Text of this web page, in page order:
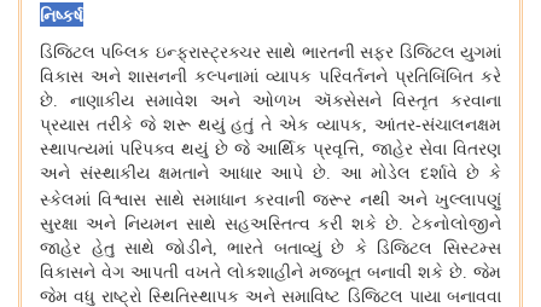
નિષ્કર્ષ
ડિજિટલ પબ્લિક ઇન્ફ્રાસ્ટ્રક્ચર સાથે ભારતની સફર ડિજિટલ યુગમાં
વિકાસ અને શાસનની કલ્પનામાં વ્યાપક પરિવર્તનને પ્રતિબિંબિત કરે
છે
નાણાકીય સમાવેશ અને ઓળખ ઍક્સેસને વિસ્તૃત કરવાના
પ્રયાસ તરીકે જે શરૂ થયું હતું તે એક વ્યાપક ,આંતર-સંચાલનક્ષમ
સ્થાપત્યમાં પરિપક્વ થયું છે જે આર્થિક પ્રવૃત્તિ
જાહેર સેવા વિતરણ
અને સંસ્થાકીય ક્ષમતાને આધાર આપે છે
આ મોડેલ દર્શાવે છે કે
સ્કેલમાં વિશ્વાસ સાથે સમાધાન કરવાની જરૂર નથી અને ખુલ્લાપણું
સુરક્ષા અને નિયમન સાથે સહઅસ્તિત્વ કરી શકે છે
ટેકનોલોજીને
જાહેર હેતુ સાથે જોડીને ,ભારતે બતાવ્યું છે કે ડિજિટલ સિસ્ટમ્સ
વિકાસને વેગ આપતી વખતે લોકશાહીને મજબૂત બનાવી શકે છે જેમ
જેમ વધુ રાષ્ટ્રો સ્થિતિસ્થાપક અને સમાવિષ્ટ ડિજિટલ પાયા બનાવવા